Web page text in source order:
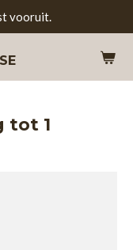
vooruit.
tot 1